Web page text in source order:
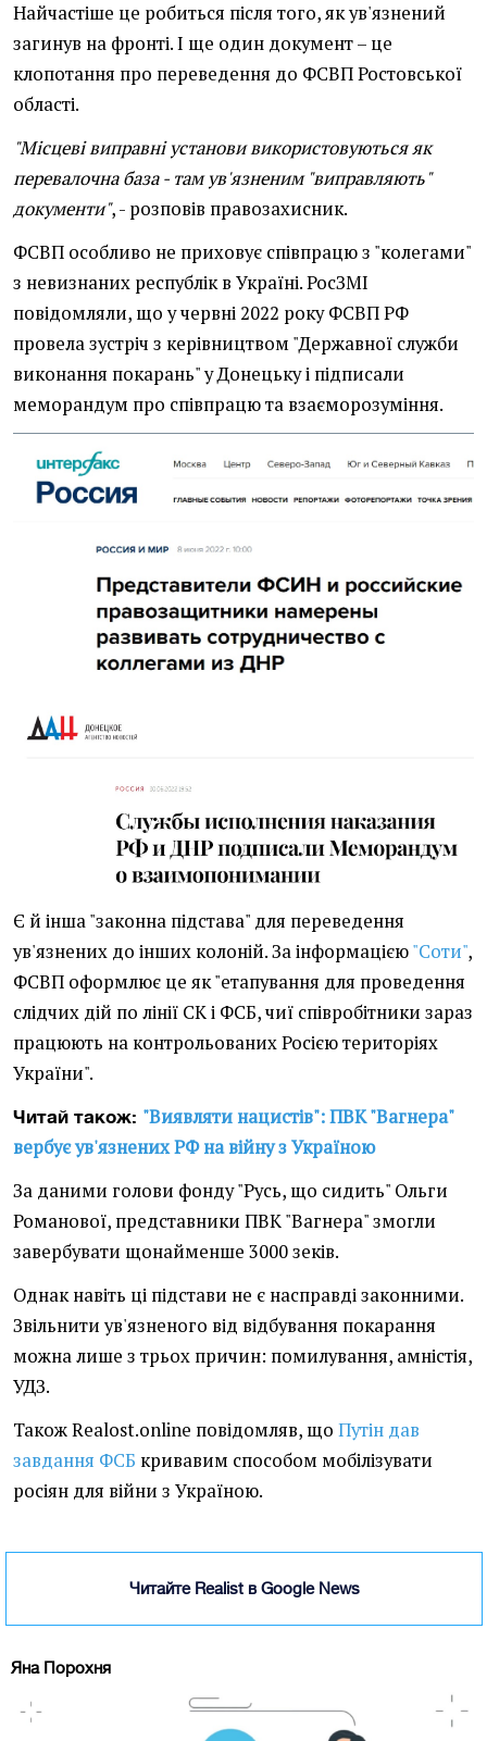
Найчастіше це робиться після того, як ув'язнений
загинув на фронті. І ще один документ – це
клопотання про переведення до ФСВП Ростовської
області.
"Місцеві виправні установи використовуються як
перевалочна база - там ув'язненим "виправляють"
документи", - розповів правозахисник.
ФСВП особливо не приховує співпрацю з "колегами"
з невизнаних республік в Україні. РосЗМІ
повідомляли, що у червні 2022 року ФСВП РФ
провела зустріч з керівництвом "Державної служби
виконання покарань" у Донецьку і підписали
меморандум про співпрацю та взаєморозуміння.
Є й інша "законна підстава" для переведення
ув'язнених до інших колоній. За інформацією"Соти",
ФСВП оформлює це як "етапування для проведення
слідчих дій по лінії СК і ФСБ, чиї співробітники зараз
працюють на контрольованих Росією територіях
України".
Читай також: "Виявляти нацистів": ПВК "Вагнера"
вербує ув'язнених РФ на війну з Україною
За даними голови фонду "Русь, що сидить" Ольги
Романової, представники ПВК "Вагнера" змогли
завербувати щонайменше 3000 зеків.
Однак навіть ці підстави не є насправді законними.
Звільнити ув'язненого від відбування покарання
можна лише з трьох причин: помилування, амністія,
УДЗ.
Також Realost.online повідомляв, що Путін дав
завдання ФСБ кривавим способом мобілізувати
росіян для війни з Україною.
Читайте Realist в Google News
Яна Порохня